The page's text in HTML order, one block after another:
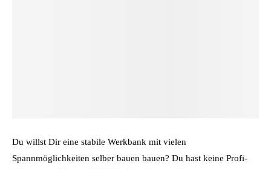
Du willst Dir eine stabile Werkbank mit vielen
Spannmöglichkeiten selber bauen bauen? Du hast keine Profi-